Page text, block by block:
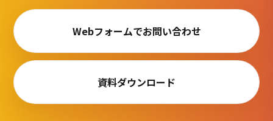
Webフォームでお問い合わせ
資料ダウンロード